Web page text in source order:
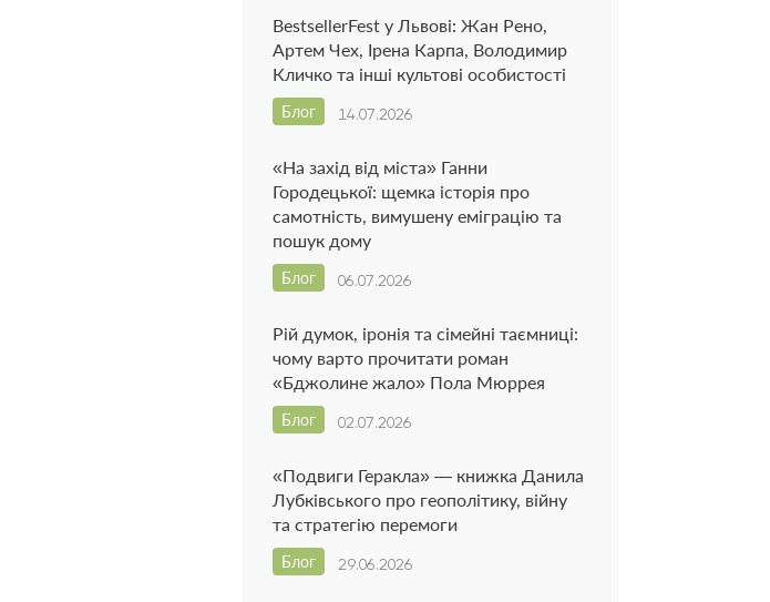
BestsellerFest у Львові: Жан Рено,
Артем Чех, Ірена Карпа, Володимир
Кличко та інші культові особистості
14.07.2026
Блог
«На захід від міста» Ганни
Городецької: щемка історія про
самотність, вимушену еміграцію та
пошук дому
06.07.2026
Блог
Рій думок, іронія та сімейні таємниці:
чому варто прочитати роман
«Бджолине жало» Пола Мюррея
02.07.2026
Блог
«Подвиги Геракла» — книжка Данила
Лубківського про геополітику, війну
та стратегію перемоги
29.06.2026
Блог